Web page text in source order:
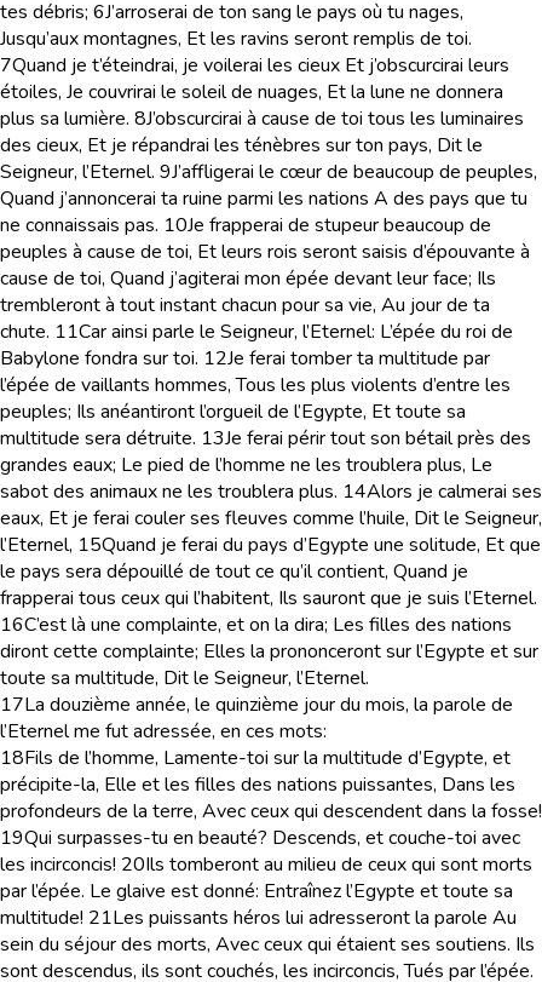
tes débris; 6J’arroserai de ton sang le pays où tu nages,
Jusqu’aux montagnes, Et les ravins seront remplis de toi.
7Quand je t’éteindrai, je voilerai les cieux Et j’obscurcirai leurs
étoiles, Je couvrirai le soleil de nuages, Et la lune ne donnera
plus sa lumière. 8J’obscurcirai à cause de toi tous les luminaires
des cieux, Et je répandrai les ténèbres sur ton pays, Dit le
Seigneur, l’Eternel. 9J’affligerai le cœur de beaucoup de peuples,
Quand j’annoncerai ta ruine parmi les nations A des pays que tu
ne connaissais pas. 10Je frapperai de stupeur beaucoup de
peuples à cause de toi, Et leurs rois seront saisis d’épouvante à
cause de toi, Quand j’agiterai mon épée devant leur face; Ils
trembleront à tout instant chacun pour sa vie, Au jour de ta
chute. 11Car ainsi parle le Seigneur, l’Eternel: L’épée du roi de
Babylone fondra sur toi. 12Je ferai tomber ta multitude par
l’épée de vaillants hommes, Tous les plus violents d’entre les
peuples; Ils anéantiront l’orgueil de l’Egypte, Et toute sa
multitude sera détruite. 13Je ferai périr tout son bétail près des
grandes eaux; Le pied de l’homme ne les troublera plus, Le
sabot des animaux ne les troublera plus. 14Alors je calmerai ses
eaux, Et je ferai couler ses fleuves comme l’huile, Dit le Seigneur,
l’Eternel, 15Quand je ferai du pays d’Egypte une solitude, Et que
le pays sera dépouillé de tout ce qu’il contient, Quand je
frapperai tous ceux qui l’habitent, Ils sauront que je suis l’Eternel.
16C’est là une complainte, et on la dira; Les filles des nations
diront cette complainte; Elles la prononceront sur l’Egypte et sur
toute sa multitude, Dit le Seigneur, l’Eternel.
17La douzième année, le quinzième jour du mois, la parole de
l’Eternel me fut adressée, en ces mots:
18Fils de l’homme, Lamente-toi sur la multitude d’Egypte, et
précipite-la, Elle et les filles des nations puissantes, Dans les
profondeurs de la terre, Avec ceux qui descendent dans la fosse!
19Qui surpasses-tu en beauté? Descends, et couche-toi avec
les incirconcis! 20Ils tomberont au milieu de ceux qui sont morts
par l’épée. Le glaive est donné: Entraînez l’Egypte et toute sa
multitude! 21Les puissants héros lui adresseront la parole Au
sein du séjour des morts, Avec ceux qui étaient ses soutiens. Ils
sont descendus, ils sont couchés, les incirconcis, Tués par l’épée.